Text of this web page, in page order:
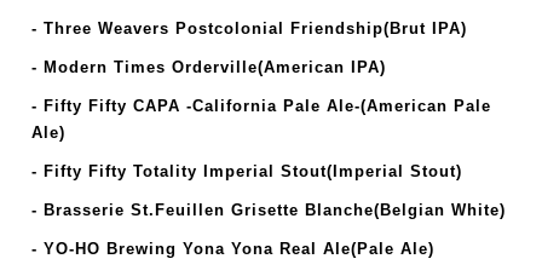
- Three Weavers Postcolonial Friendship(Brut IPA)
- Modern Times Orderville(American IPA)
- Fifty Fifty CAPA -California Pale Ale-(American Pale
Ale)
- Fifty Fifty Totality Imperial Stout(Imperial Stout)
- Brasserie St.Feuillen Grisette Blanche(Belgian White)
- YO-HO Brewing Yona Yona Real Ale(Pale Ale)